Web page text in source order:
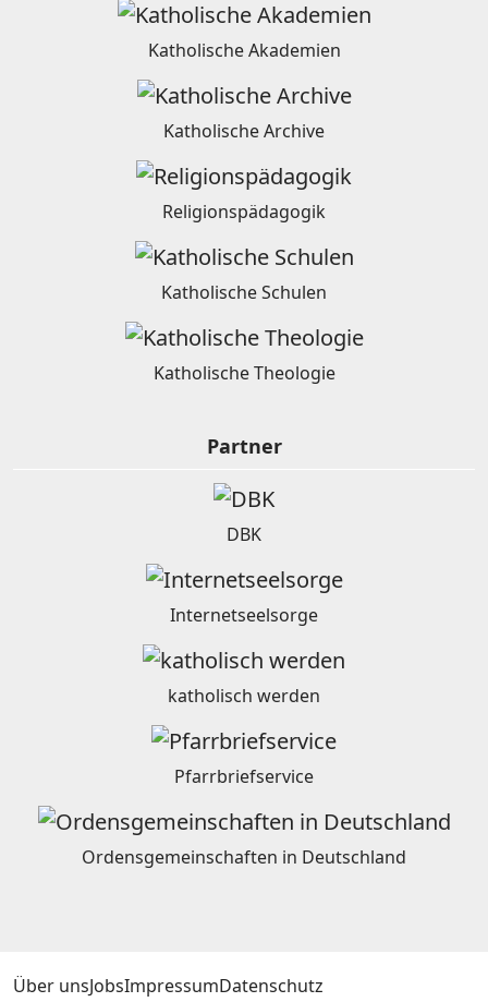
Katholische Akademien
Katholische Archive
Religionspädagogik
Katholische Schulen
Katholische Theologie
Partner
DBK
Internetseelsorge
katholisch werden
Pfarrbriefservice
Ordensgemeinschaften in Deutschland
Über unsJobsImpressumDatenschutz